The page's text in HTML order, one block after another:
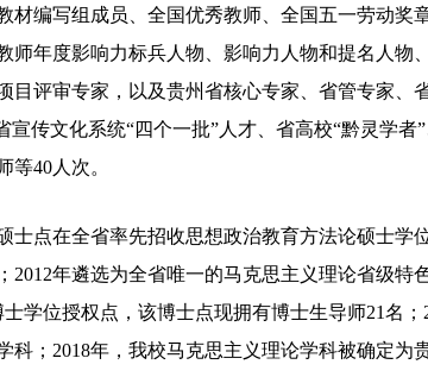
编写组成员、全国优秀教师、全国五一劳动奖章
年度影响力标兵人物、影响力人物和提名人物
评审专家，以及贵州省核心专家、省管专家、
传文化系统“四个一批”人才、省高校“黔灵学者
等40人次。
士点在全省率先招收思想政治教育方法论硕士学
年遴选为全省唯一的马克思主义理论省级特
学位授权点，该博士点现拥有博士生导师21名；
；2018年，我校马克思主义理论学科被确定为